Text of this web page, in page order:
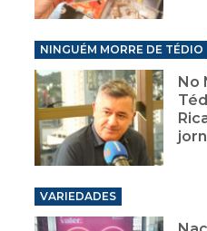
NINGUÉM MORRE DE TÉDIO
No
VARIEDADES